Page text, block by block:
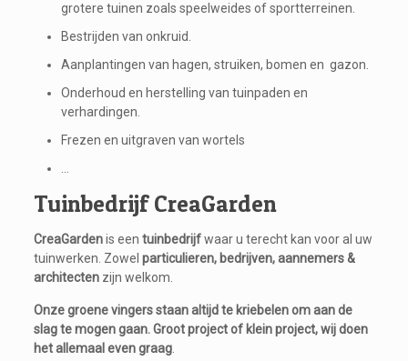
grotere tuinen zoals speelweides of sportterreinen.
Bestrijden van onkruid.
Aanplantingen van hagen, struiken, bomen en gazon.
Onderhoud en herstelling van tuinpaden en
verhardingen.
Frezen en uitgraven van wortels
Tuinbedrijf CreaGarden
CreaGardenis een tuinbedrijfwaar u terecht kan voor al uw
tuinwerken. Zowel particulieren, bedrijven, aannemers &
architectenzijn welkom.
Onze groene vingers staan altijd te kriebelen om aan de
slag te mogen gaan.Groot project of klein project, wij doen
het allemaal even graag.